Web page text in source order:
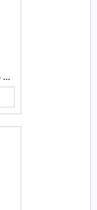
Travian Legends - TR 114 Gold